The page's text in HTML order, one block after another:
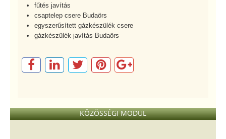
fűtés javítás
csaptelep csere Budaörs
egyszerűsített gázkészülék csere
gázkészülék javítás Budaörs
KÖZÖSSÉGI MODUL